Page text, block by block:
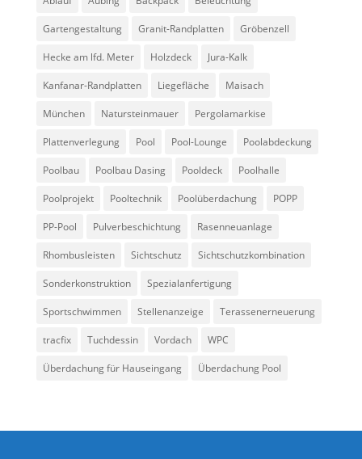
Gartengestaltung Granit-Randplatten Gröbenzell
Hecke am lfd. Meter Holzdeck Jura-Kalk
Kanfanar-Randplatten Liegefläche Maisach
München Natursteinmauer Pergolamarkise
Plattenverlegung Pool Pool-Lounge Poolabdeckung
Poolbau Poolbau Dasing Pooldeck Poolhalle
Poolprojekt Pooltechnik Poolüberdachung POPP
PP-Pool Pulverbeschichtung Rasenneuanlage
Rhombusleisten Sichtschutz Sichtschutzkombination
Sonderkonstruktion Spezialanfertigung
Sportschwimmen Stellenanzeige Terassenerneuerung
tracfix Tuchdessin Vordach WPC
Überdachung für Hauseingang Überdachung Pool